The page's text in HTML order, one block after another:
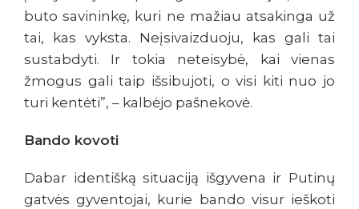
buto savininkę, kuri ne mažiau atsakinga už
tai, kas vyksta. Neįsivaizduoju, kas gali tai
sustabdyti. Ir tokia neteisybė, kai vienas
žmogus gali taip išsibujoti, o visi kiti nuo jo
turi kentėti”, – kalbėjo pašnekovė.
Bando kovoti
Dabar identišką situaciją išgyvena ir Putinų
gatvės gyventojai, kurie bando visur ieškoti